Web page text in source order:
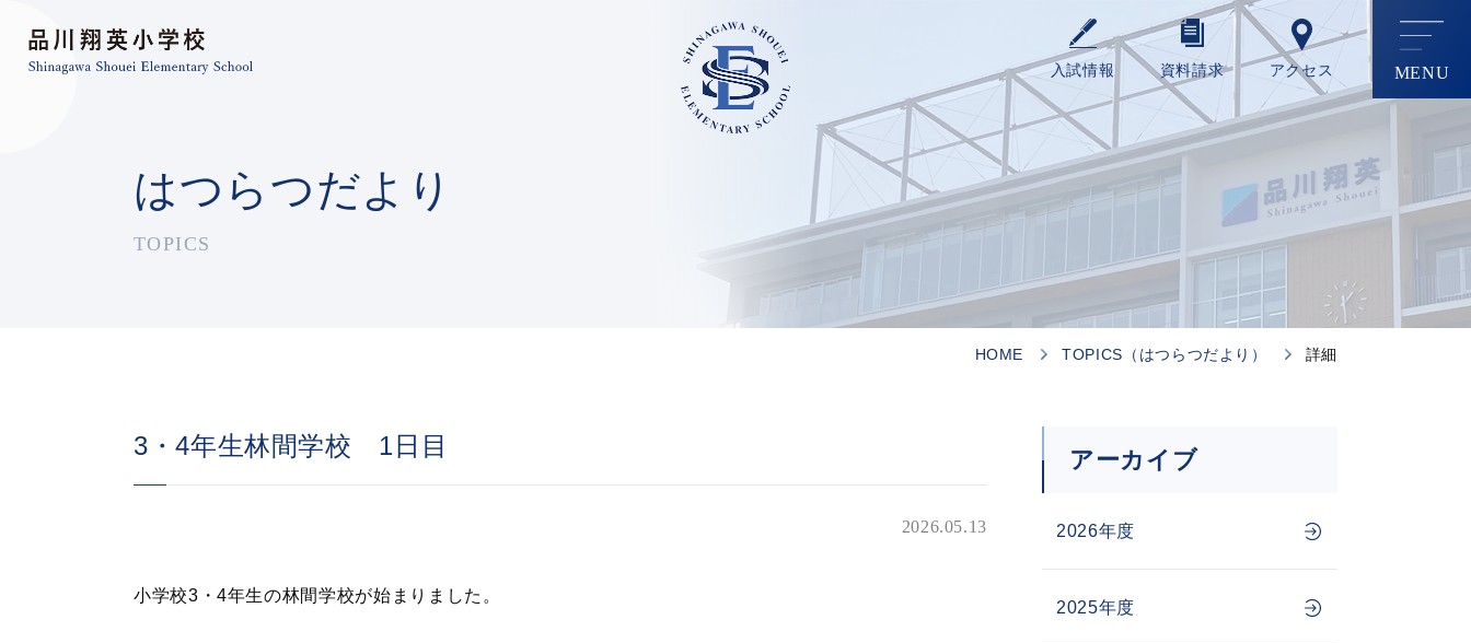
⼊試情報 資料請求 アクセス
はつらつだより
TOPICS
HOME TOPICS（はつらつだより） 詳細
3・4年生林間学校 1日目
2026.05.13
小学校3・4年生の林間学校が始まりました。
アーカイブ
2026年度
2025年度